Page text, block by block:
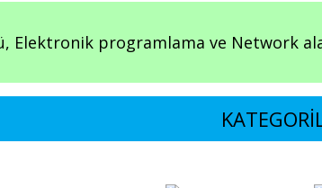
Elektronik programlama ve Network